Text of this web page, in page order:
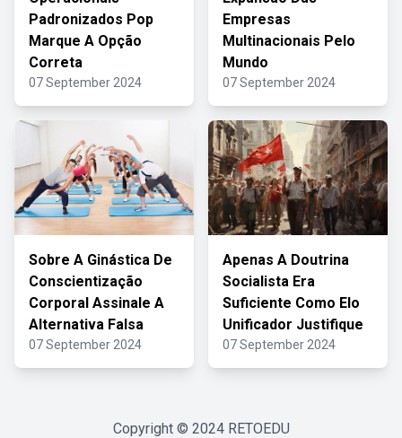
Padronizados Pop
Marque A Opção
Correta
07 September 2024
Empresas
Multinacionais Pelo
Mundo
07 September 2024
Sobre A Ginástica De
Conscientização
Corporal Assinale A
Alternativa Falsa
07 September 2024
Apenas A Doutrina
Socialista Era
Suficiente Como Elo
Unificador Justifique
07 September 2024
Copyright © 2024 RETOEDU